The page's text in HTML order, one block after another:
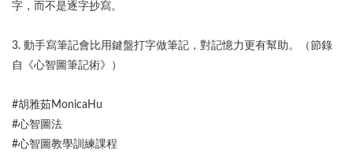
字，而不是逐字抄寫。
3. 動手寫筆記會比用鍵盤打字做筆記，對記憶力更有幫助。（節錄
自《心智圖筆記術》）
#胡雅茹MonicaHu
#心智圖法
#心智圖教學訓練課程